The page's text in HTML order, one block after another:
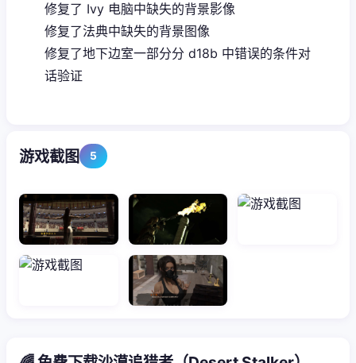
修复了 Ivy 电脑中缺失的背景影像
修复了法典中缺失的背景图像
修复了地下边室一部分分 d18b 中错误的条件对
话验证
游戏截图 5